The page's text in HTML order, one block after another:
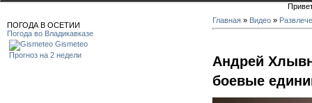
ПОГОДА В ОСЕТИИ
Погода во Владикавказе
Gismeteo
Прогноз на 2 недели
Главная » Видео »
Андрей
боевые